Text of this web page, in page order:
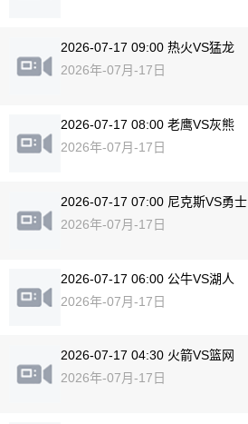
2026-07-17 09:00 热火VS猛龙
2026年-07月-17日
2026-07-17 08:00 老鹰VS灰熊
2026年-07月-17日
2026-07-17 07:00 尼克斯VS勇士
2026年-07月-17日
2026-07-17 06:00 公牛VS湖人
2026年-07月-17日
2026-07-17 04:30 火箭VS篮网
2026年-07月-17日